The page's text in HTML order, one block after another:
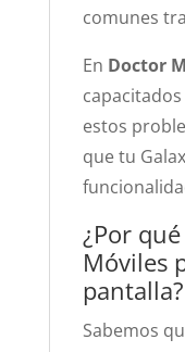
comunes
En Doctor
estos
que tu
¿Por
Móviles
pantalla?
Sabemos